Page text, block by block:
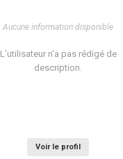
Aucune information disponible
L’utilisateur n’a pas rédigé de
description.
Voir le profil